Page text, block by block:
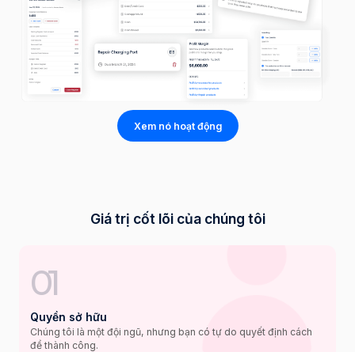
Xem nó hoạt động
Giá trị cốt lõi của chúng tôi
01
Quyền sở hữu
Chúng tôi là một đội ngũ, nhưng bạn có tự do quyết định cách
để thành công.